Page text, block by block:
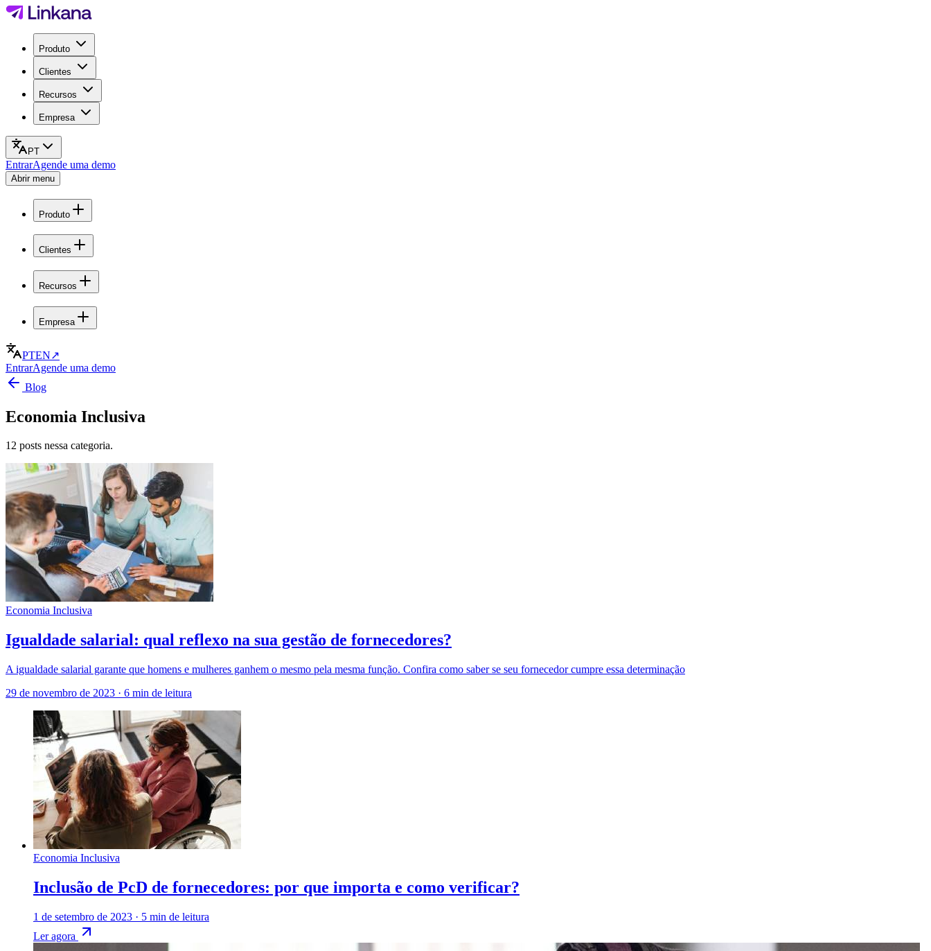
Produto
Clientes
Recursos
Empresa
PT
EntrarAgende uma demo
Abrir menu
Produto
Clientes
Recursos
Empresa
PTEN↗
EntrarAgende uma demo
Blog
Economia Inclusiva
12 posts nessa categoria.
Economia Inclusiva
Igualdade salarial: qual reflexo na sua gestão de fornecedores?
A igualdade salarial garante que homens e mulheres ganhem o mesmo pela mesma função. Confira como saber se seu fornecedor cumpre essa determinação
29 de novembro de 2023 · 6 min de leitura
Economia Inclusiva
Inclusão de PcD de fornecedores: por que importa e como verificar?
1 de setembro de 2023 · 5 min de leitura
Ler agora